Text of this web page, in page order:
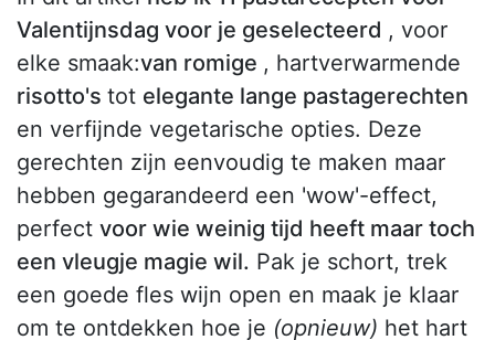
Valentijnsdag voor je geselecteerd , voor
elke smaak:van romige , hartverwarmende
risotto's tot elegante lange pastagerechten
en verfijnde vegetarische opties. Deze
gerechten zijn eenvoudig te maken maar
hebben gegarandeerd een 'wow'-effect,
perfect voor wie weinig tijd heeft maar toch
een vleugje magie wil. Pak je schort, trek
een goede fles wijn open en maak je klaar
om te ontdekken hoe je (opnieuw) het hart